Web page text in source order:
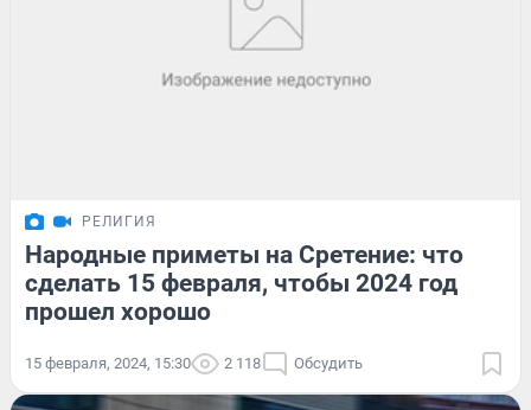
РЕЛИГИЯ
Народные приметы на Сретение: что
сделать 15 февраля, чтобы 2024 год
прошел хорошо
15 февраля, 2024, 15:30 2 118 Обсудить